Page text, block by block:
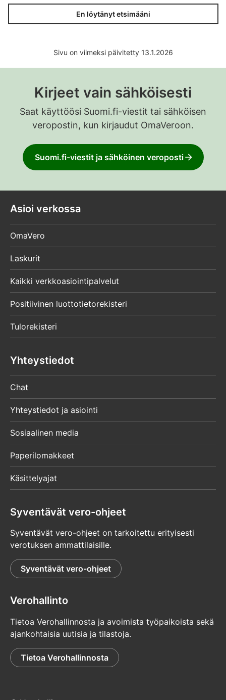
En löytänyt etsimääni
Sivu on viimeksi päivitetty 13.1.2026
Kirjeet vain sähköisesti
Saat käyttöösi Suomi.fi-viestit tai sähköisen
veropostin, kun kirjaudut OmaVeroon.
Suomi.fi-viestit ja sähköinen veroposti
Asioi verkossa
OmaVero
Laskurit
Kaikki verkkoasiointipalvelut
Positiivinen luottotietorekisteri
Tulorekisteri
Yhteystiedot
Chat
Yhteystiedot ja asiointi
Sosiaalinen media
Paperilomakkeet
Käsittelyajat
Syventävät vero-ohjeet
Syventävät vero-ohjeet on tarkoitettu erityisesti
verotuksen ammattilaisille.
Syventävät vero-ohjeet
Verohallinto
Tietoa Verohallinnosta ja avoimista työpaikoista sekä
ajankohtaisia uutisia ja tilastoja.
Tietoa Verohallinnosta